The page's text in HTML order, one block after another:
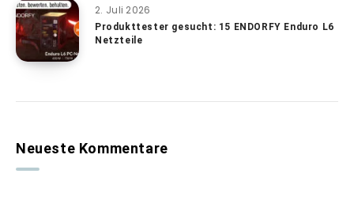
2. Juli 2026
Produkttester gesucht: 15 ENDORFY Enduro L6
Netzteile
Neueste Kommentare